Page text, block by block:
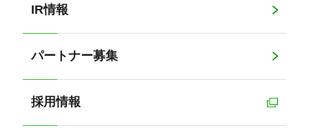
IR情報
パートナー募集
採用情報